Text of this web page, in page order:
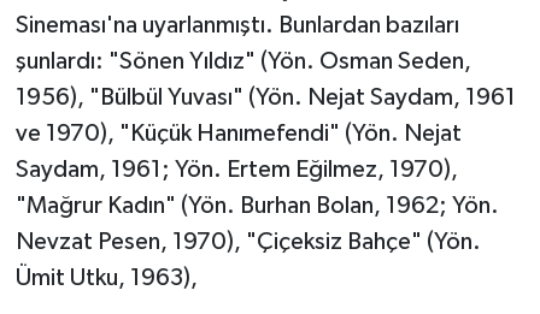
Sineması'na uyarlanmıştı. Bunlardan bazıları
şunlardı: "Sönen Yıldız" (Yön. Osman Seden,
1956), "Bülbül Yuvası" (Yön. Nejat Saydam, 1961
ve 1970), "Küçük Hanımefendi" (Yön. Nejat
Saydam, 1961; Yön. Ertem Eğilmez, 1970),
"Mağrur Kadın" (Yön. Burhan Bolan, 1962; Yön.
Nevzat Pesen, 1970), "Çiçeksiz Bahçe" (Yön.
Ümit Utku, 1963),